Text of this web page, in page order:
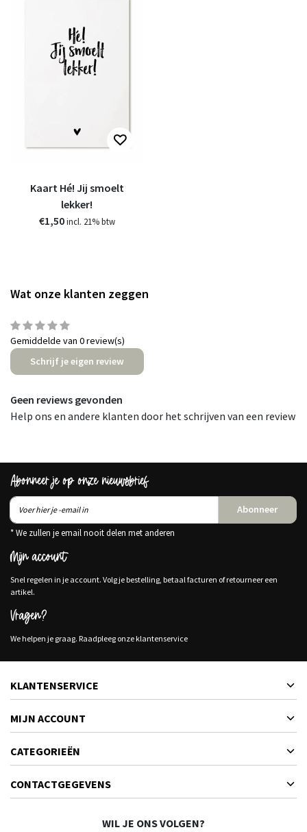
Kaart Hé! Jij smoelt
lekker!
€1,50 incl. 21% btw
Wat onze klanten zeggen
Gemiddelde van 0 review(s)
Schrijf je eigen review
Geen reviews gevonden
Help ons en andere klanten door het schrijven van een review
Abonneer je op onze nieuwsbrief
Abonneer
* We zullen je email nooit delen met anderen
Mijn account
Snel regelen in je account. Volg je bestelling, betaal facturen of retourneer een
artikel.
Vragen?
We helpen je graag. Raadpleeg onze klantenservice
KLANTENSERVICE
MIJN ACCOUNT
CATEGORIEËN
CONTACTGEGEVENS
WIL JE ONS VOLGEN?